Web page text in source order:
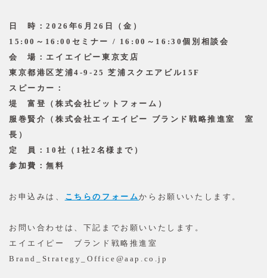
日 時：2026年6月26日（金）
15:00～16:00セミナー / 16:00～16:30個別相談会
会 場：エイエイピー東京支店
東京都港区芝浦4-9-25 芝浦スクエアビル15F
スピーカー：
堤 富登（株式会社ビットフォーム）
服巻賢介（株式会社エイエイピー ブランド戦略推進室 室
長）
定 員：10社（1社2名様まで）
参加費：無料
お申込みは、 こちらのフォームからお願いいたします。
お問い合わせは、下記までお願いいたします。
エイエイピー ブランド戦略推進室
Brand_Strategy_Office@aap.co.jp